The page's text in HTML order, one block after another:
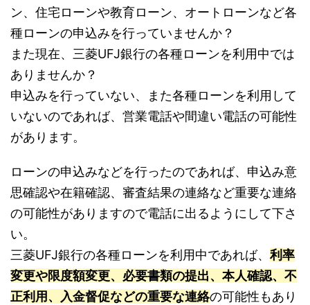
ン、住宅ローンや教育ローン、オートローンなど各
種ローンの申込みを行っていませんか？
また現在、三菱UFJ銀行の各種ローンを利用中では
ありませんか？
申込みを行っていない、また各種ローンを利用して
いないのであれば、営業電話や間違い電話の可能性
があります。
ローンの申込みなどを行ったのであれば、申込み意
思確認や在籍確認、審査結果の連絡など重要な連絡
の可能性がありますので電話に出るようにして下さ
い。
三菱UFJ銀行の各種ローンを利用中であれば、利率
変更や限度額変更、必要書類の提出、本人確認、不
正利用、入金督促などの重要な連絡の可能性もあり